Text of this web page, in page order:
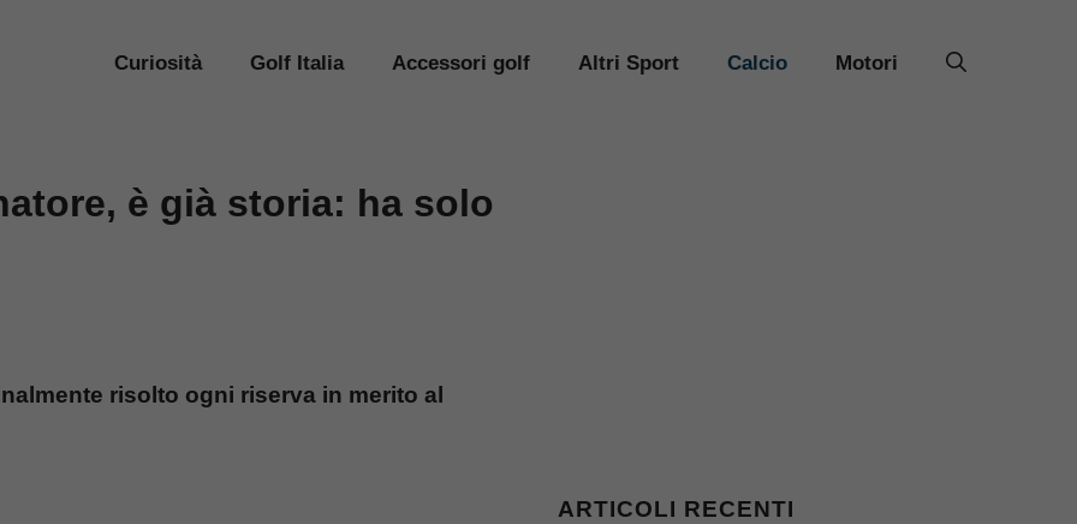
Curiosità Golf Italia Accessori golf Altri Sport Calcio Motori
è già storia: ha solo
risolto ogni riserva in merito al
ARTICOLI RECENTI